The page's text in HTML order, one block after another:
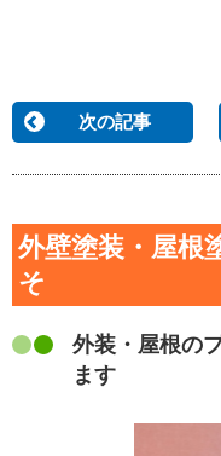
次の記事
外壁塗装・屋根
そ
外装・屋根の
ます